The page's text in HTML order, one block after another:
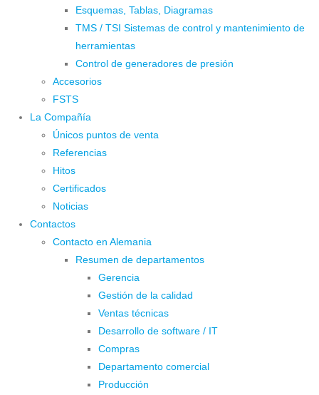
Esquemas, Tablas, Diagramas
TMS / TSI Sistemas de control y mantenimiento de
herramientas
Control de generadores de presión
Accesorios
FSTS
La Compañía
Únicos puntos de venta
Referencias
Hitos
Certificados
Noticias
Contactos
Contacto en Alemania
Resumen de departamentos
Gerencia
Gestión de la calidad
Ventas técnicas
Desarrollo de software / IT
Compras
Departamento comercial
Producción